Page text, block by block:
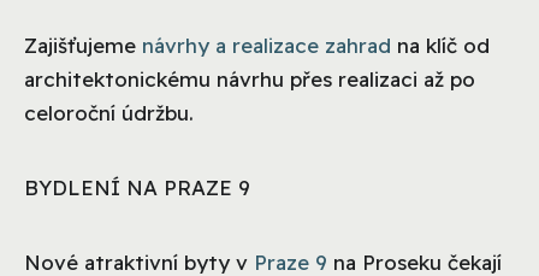
Zajišťujeme návrhy a realizace zahrad na klíč od
architektonickému návrhu přes realizaci až po
celoroční údržbu.
BYDLENÍ NA PRAZE 9
Nové atraktivní byty v Praze 9 na Proseku čekají